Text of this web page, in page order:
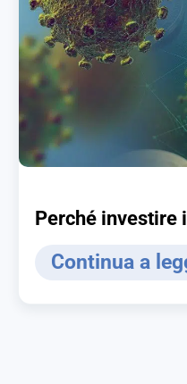
Perché investire
Continua a